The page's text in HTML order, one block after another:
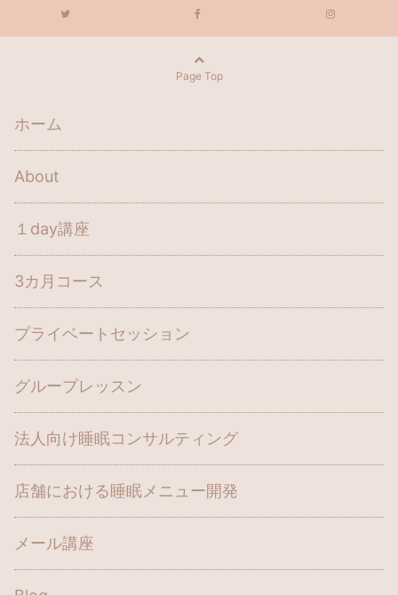
Page Top
ホーム
About
１day講座
3カ月コース
プライベートセッション
グループレッスン
法人向け睡眠コンサルティング
店舗における睡眠メニュー開発
メール講座